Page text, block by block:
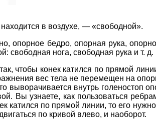
в воздухе, — «свободной».
опорное бедро, опорная рука,
свободная нога, свободная рука и т. д.
чтобы конек катился по прямой
вес тела не перемещен на
выворачивается внутрь голеностоп
Вы узнаете, как пользоваться
по прямой линии, то его
по кривой влево, и наоборот.